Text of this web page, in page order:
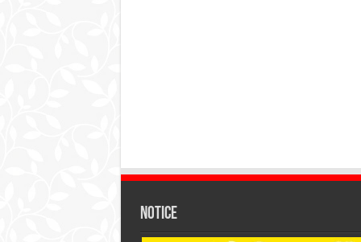
Notice